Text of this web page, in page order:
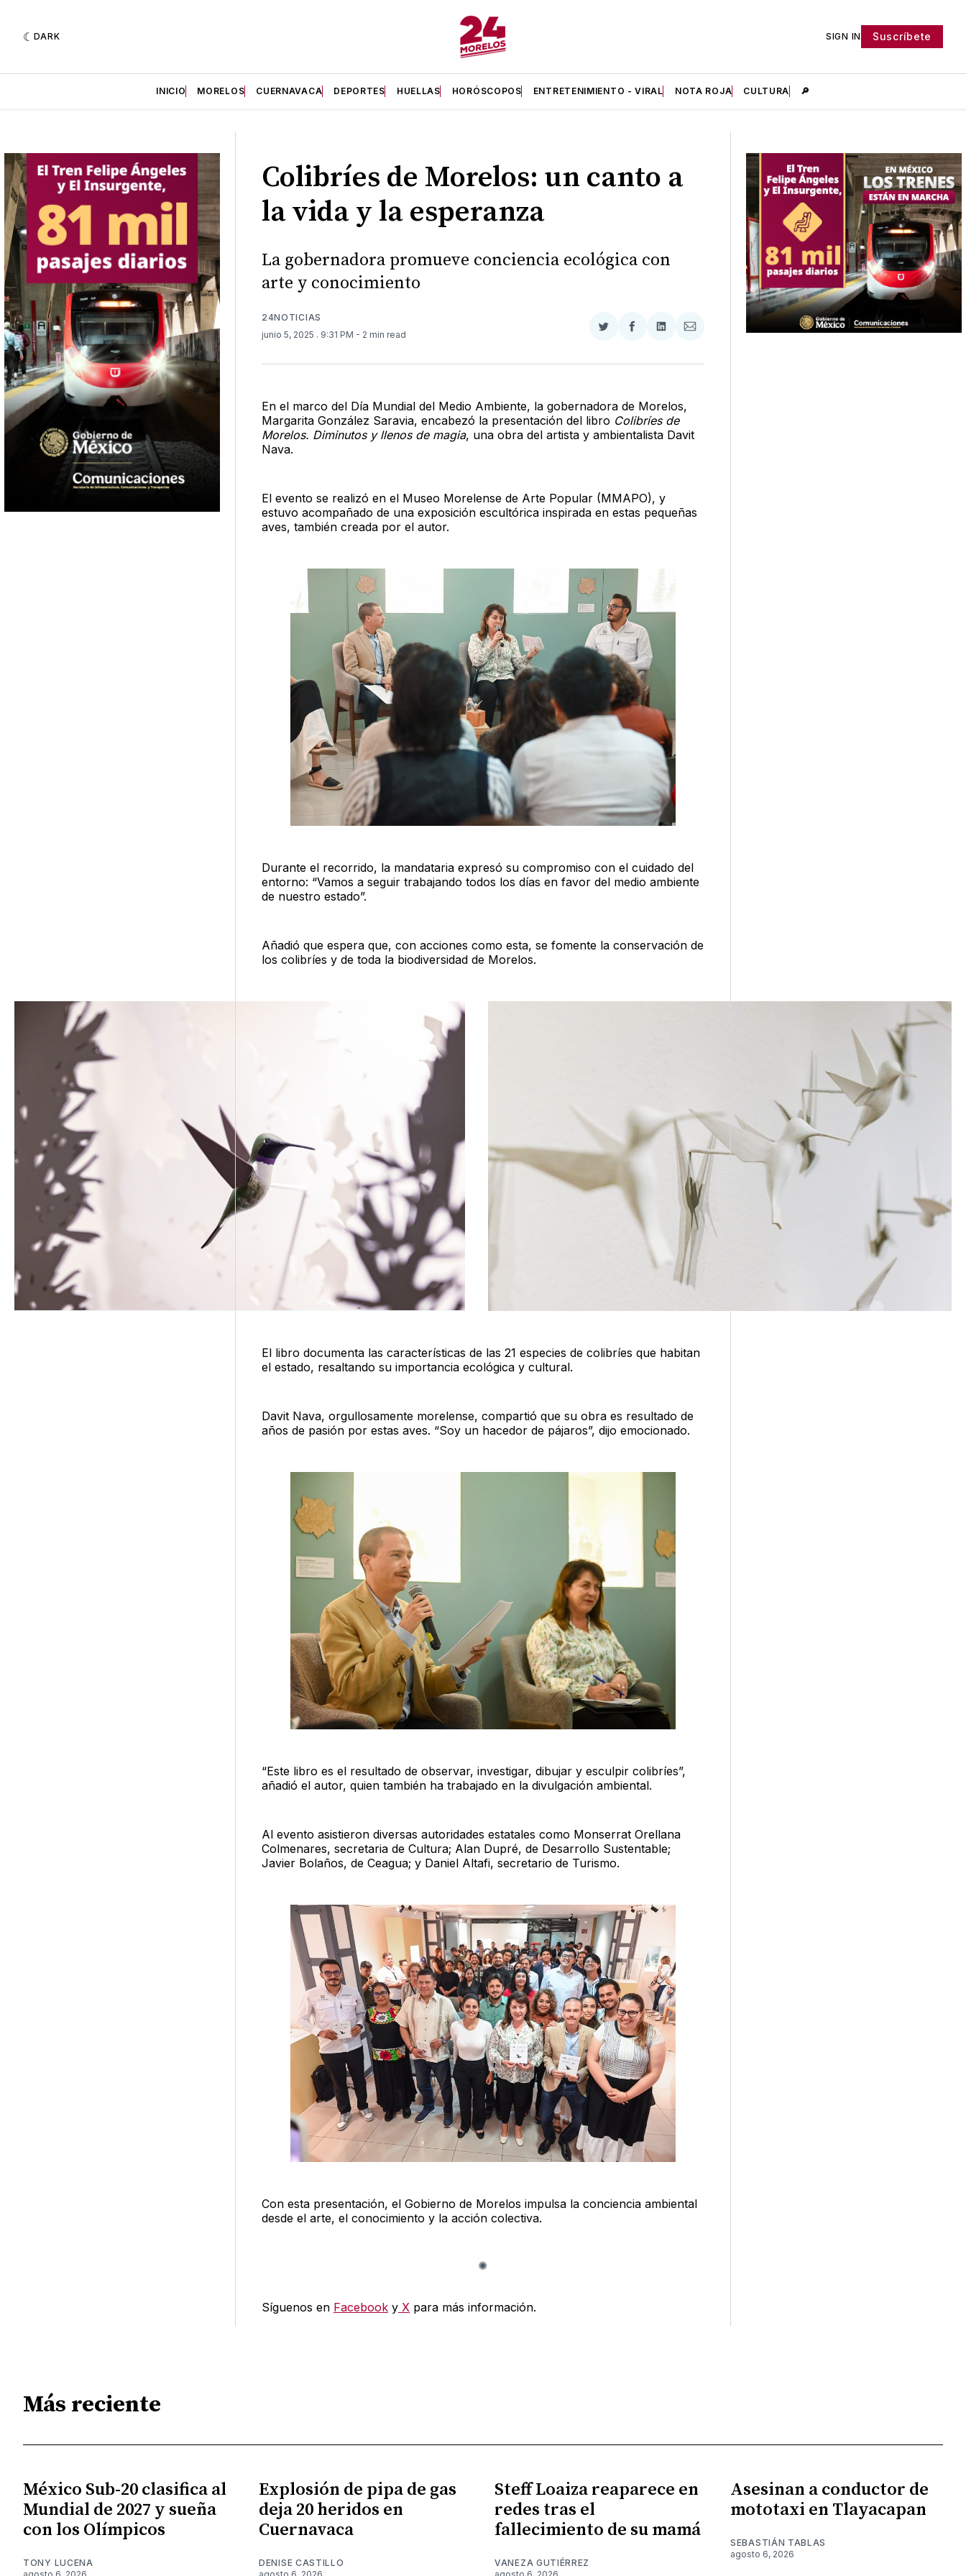
DARK SIGN IN Suscríbete
INICIO MORELOS CUERNAVACA DEPORTES HUELLAS HORÓSCOPOS ENTRETENIMIENTO - VIRAL NOTA ROJA CULTURA 🔎
Colibríes de Morelos: un canto a
la vida y la esperanza
La gobernadora promueve conciencia ecológica con
arte y conocimiento
24NOTICIAS
junio 5, 2025 . 9:31 PM - 2 min read
Compartir
Twitter
Compartir
Facebook
Compartir
LinkedIn
Compartir
Email
En el marco del Día Mundial del Medio Ambiente, la gobernadora de Morelos,
Margarita González Saravia, encabezó la presentación del libro Colibríes de
Morelos. Diminutos y llenos de magia, una obra del artista y ambientalista Davit
Nava.
El evento se realizó en el Museo Morelense de Arte Popular (MMAPO), y
estuvo acompañado de una exposición escultórica inspirada en estas pequeñas
aves, también creada por el autor.
Durante el recorrido, la mandataria expresó su compromiso con el cuidado del
entorno: “Vamos a seguir trabajando todos los días en favor del medio ambiente
de nuestro estado”.
Añadió que espera que, con acciones como esta, se fomente la conservación de
los colibríes y de toda la biodiversidad de Morelos.
El libro documenta las características de las 21 especies de colibríes que habitan
el estado, resaltando su importancia ecológica y cultural.
Davit Nava, orgullosamente morelense, compartió que su obra es resultado de
años de pasión por estas aves. “Soy un hacedor de pájaros”, dijo emocionado.
“Este libro es el resultado de observar, investigar, dibujar y esculpir colibríes”,
añadió el autor, quien también ha trabajado en la divulgación ambiental.
Al evento asistieron diversas autoridades estatales como Monserrat Orellana
Colmenares, secretaria de Cultura; Alan Dupré, de Desarrollo Sustentable;
Javier Bolaños, de Ceagua; y Daniel Altafi, secretario de Turismo.
Con esta presentación, el Gobierno de Morelos impulsa la conciencia ambiental
desde el arte, el conocimiento y la acción colectiva.
Síguenos en FacebookyX para más información.
Más reciente
México Sub-20 clasifica al
Mundial de 2027 y sueña
con los Olímpicos
TONY LUCENA
Explosión de pipa de gas
deja 20 heridos en
Cuernavaca
DENISE CASTILLO
Steff Loaiza reaparece en
redes tras el
fallecimiento de su mamá
VANEZA GUTIÉRREZ
Asesinan a conductor de
mototaxi en Tlayacapan
SEBASTIÁN TABLAS
agosto 6, 2026